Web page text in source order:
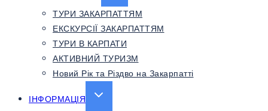
MENU
ТУРИ ЗАКАРПАТТЯМ
ЕКСКУРСІЇ ЗАКАРПАТТЯМ
ТУРИ В КАРПАТИ
АКТИВНИЙ ТУРИЗМ
Новий Рік та Різдво на Закарпатті
ІНФОРМАЦІЯ
EXPAND